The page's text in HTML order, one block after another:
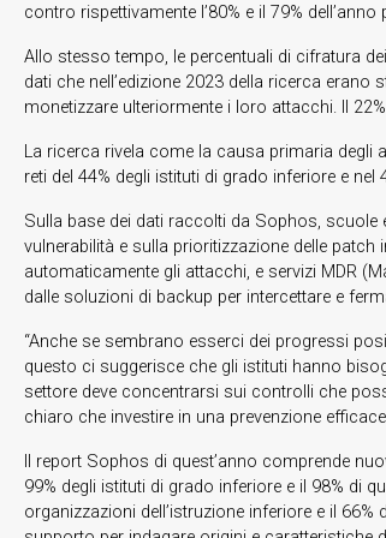
contro rispettivamente l’80% e il 79% dell’anno
Allo stesso tempo, le percentuali di cifratura
dati che nell’edizione 2023 della ricerca
monetizzare ulteriormente i loro attacchi. Il
La ricerca rivela come la causa primaria degli
reti del 44% degli istituti di grado inferiore e
Sulla base dei dati raccolti da Sophos,
vulnerabilità e sulla prioritizzazione delle
automaticamente gli attacchi, e servizi MDR
dalle soluzioni di backup per intercettare e
“Anche se sembrano esserci dei progressi
questo ci suggerisce che gli istituti hanno
settore deve concentrarsi sui controlli che
chiaro che investire in una prevenzione
Il report Sophos di quest’anno comprende
99% degli istituti di grado inferiore e il 98% di
organizzazioni dell’istruzione inferiore e il